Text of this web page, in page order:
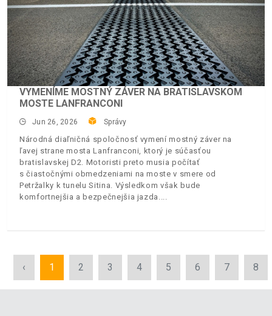
VYMENÍME MOSTNÝ ZÁVER NA BRATISLAVSKOM
MOSTE LANFRANCONI
Jun 26, 2026 Správy
Národná diaľničná spoločnosť vymení mostný záver na
ľavej strane mosta Lanfranconi, ktorý je súčasťou
bratislavskej D2. Motoristi preto musia počítať
s čiastočnými obmedzeniami na moste v smere od
Petržalky k tunelu Sitina. Výsledkom však bude
komfortnejšia a bezpečnejšia jazda.
‹ 1 2 3 4 5 6 7 8